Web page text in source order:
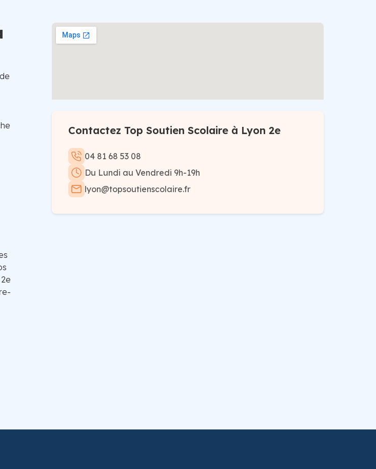
Contactez Top Soutien Scolaire à Lyon 2e
04 81 68 53 08
Du Lundi au Vendredi 9h-19h
lyon@topsoutienscolaire.fr